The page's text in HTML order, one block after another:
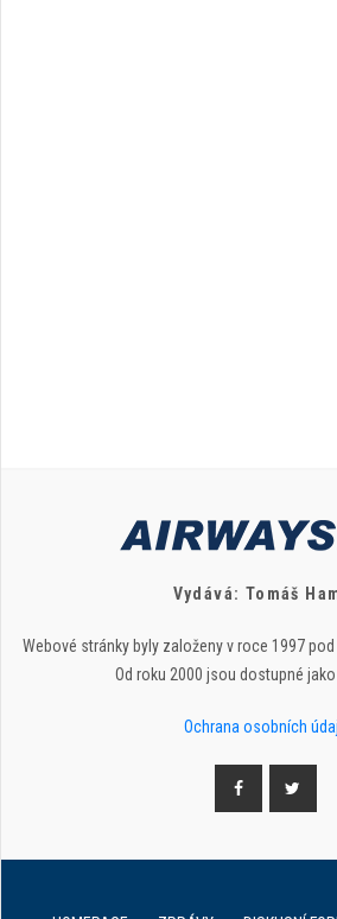
Vydává: Tomáš
Webové stránky byly založeny v roce 1997
Od roku 2000 jsou dostupné
Ochrana osobních